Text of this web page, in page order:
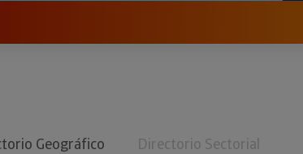
Geográfico Directorio Sectorial